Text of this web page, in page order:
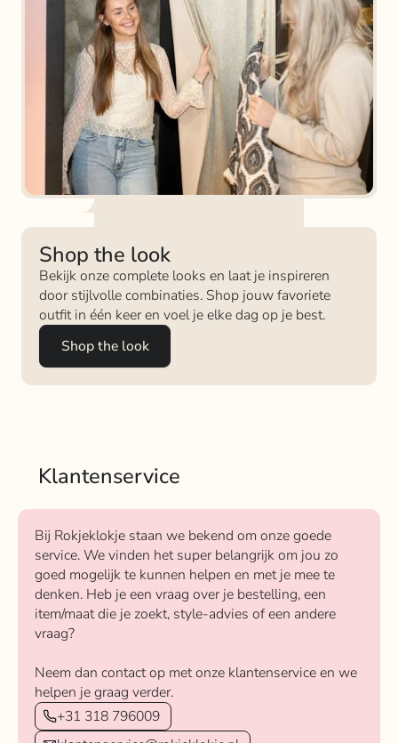
Shop the look
Bekijk onze complete looks en laat je inspireren
door stijlvolle combinaties. Shop jouw favoriete
outfit in één keer en voel je elke dag op je best.
Shop the look
Klantenservice
Bij Rokjeklokje staan we bekend om onze goede
service. We vinden het super belangrijk om jou zo
goed mogelijk te kunnen helpen en met je mee te
denken. Heb je een vraag over je bestelling, een
item/maat die je zoekt, style-advies of een andere
vraag?
Neem dan contact op met onze klantenservice en we
helpen je graag verder.
+31 318 796009